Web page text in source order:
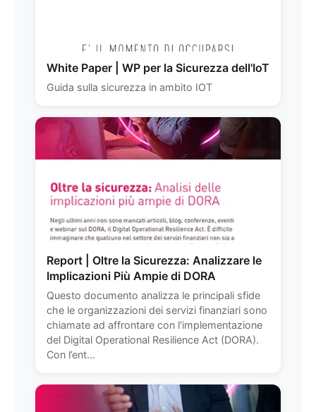
White Paper | WP per la Sicurezza dell'IoT
Guida sulla sicurezza in ambito IOT
Report | Oltre la Sicurezza: Analizzare le
Implicazioni Più Ampie di DORA
Questo documento analizza le principali sfide
che le organizzazioni dei servizi finanziari sono
chiamate ad affrontare con l'implementazione
del Digital Operational Resilience Act (DORA).
Con l’ent...